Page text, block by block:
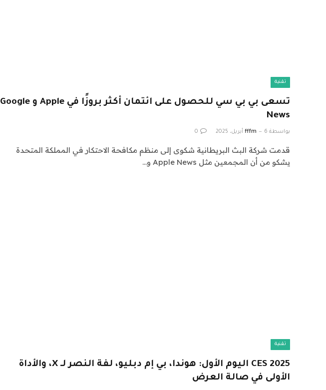
تقنية
تسعى بي بي سي للحصول على ائتمان أكثر بروزًا في Apple و Google
News
بواسطة fffm 6 أبريل، 2025 0
قدمت شركة البث البريطانية شكوى إلى منظم مكافحة الاحتكار في المملكة المتحدة
يشكو من أن المجمعين مثل Apple News و…
تقنية
CES 2025 اليوم الأول: هوندا، بي إم دبليو، لفة النصر لـ X، والأداة
الأولى في صالة العرض